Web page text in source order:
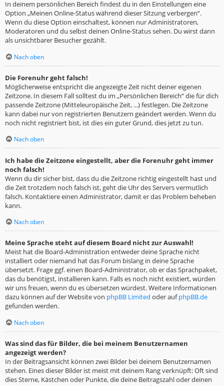
In deinem persönlichen Bereich findest du in den Einstellungen eine
Option „Meinen Online-Status während dieser Sitzung verbergen“.
Wenn du diese Option einschaltest, können nur Administratoren,
Moderatoren und du selbst deinen Online-Status sehen. Du wirst dann
als unsichtbarer Besucher gezählt.
Nach oben
Die Forenuhr geht falsch!
Möglicherweise entspricht die angezeigte Zeit nicht deiner eigenen
Zeitzone. In diesem Fall solltest du im „Persönlichen Bereich“ die für dich
passende Zeitzone (Mitteleuropäische Zeit, ...) festlegen. Die Zeitzone
kann dabei nur von registrierten Benutzern geändert werden. Wenn du
noch nicht registriert bist, ist dies ein guter Grund, dies jetzt zu tun.
Nach oben
Ich habe die Zeitzone eingestellt, aber die Forenuhr geht immer
noch falsch!
Wenn du dir sicher bist, dass du die Zeitzone richtig eingestellt hast und
die Zeit trotzdem noch falsch ist, geht die Uhr des Servers vermutlich
falsch. Kontaktiere einen Administrator, damit er das Problem beheben
kann.
Nach oben
Meine Sprache steht auf diesem Board nicht zur Auswahl!
Meist hat die Board-Administration entweder deine Sprache nicht
installiert oder niemand hat das Forum bislang in deine Sprache
übersetzt. Frage ggf. einen Board-Administrator, ob er das Sprachpaket,
das du benötigst, installieren kann. Falls es noch nicht existiert, würden
wir uns freuen, wenn du es übersetzen würdest. Weitere Informationen
dazu können auf der Website von phpBB Limited oder aufphpBB.de
gefunden werden.
Nach oben
Was sind das für Bilder, die bei meinem Benutzernamen
angezeigt werden?
In der Beitragsansicht können zwei Bilder bei deinem Benutzernamen
stehen. Eines dieser Bilder ist meist mit deinem Rang verknüpft: Oft sind
dies Sterne, Kästchen oder Punkte, die deine Beitragszahl oder deinen